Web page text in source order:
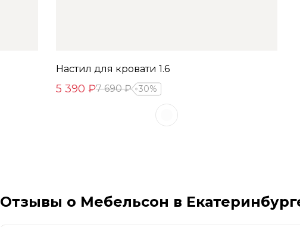
Настил для кровати 1.6
5 390 ₽7 690 ₽ 30%
Отзывы о Мебельсон в